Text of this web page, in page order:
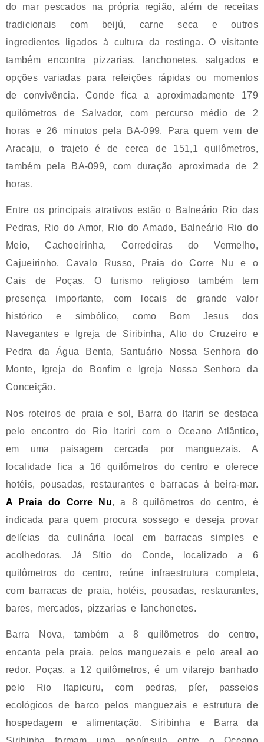
do mar pescados na própria região, além de receitas
tradicionais com beijú, carne seca e outros
ingredientes ligados à cultura da restinga. O visitante
também encontra pizzarias, lanchonetes, salgados e
opções variadas para refeições rápidas ou momentos
de convivência. Conde fica a aproximadamente 179
quilômetros de Salvador, com percurso médio de 2
horas e 26 minutos pela BA-099. Para quem vem de
Aracaju, o trajeto é de cerca de 151,1 quilômetros,
também pela BA-099, com duração aproximada de 2
horas.
Entre os principais atrativos estão o Balneário Rio das
Pedras, Rio do Amor, Rio do Amado, Balneário Rio do
Meio, Cachoeirinha, Corredeiras do Vermelho,
Cajueirinho, Cavalo Russo, Praia do Corre Nu e o
Cais de Poças. O turismo religioso também tem
presença importante, com locais de grande valor
histórico e simbólico, como Bom Jesus dos
Navegantes e Igreja de Siribinha, Alto do Cruzeiro e
Pedra da Água Benta, Santuário Nossa Senhora do
Monte, Igreja do Bonfim e Igreja Nossa Senhora da
Conceição.
Nos roteiros de praia e sol, Barra do Itariri se destaca
pelo encontro do Rio Itariri com o Oceano Atlântico,
em uma paisagem cercada por manguezais. A
localidade fica a 16 quilômetros do centro e oferece
hotéis, pousadas, restaurantes e barracas à beira-mar.
A Praia do Corre Nu, a 8 quilômetros do centro, é
indicada para quem procura sossego e deseja provar
delícias da culinária local em barracas simples e
acolhedoras. Já Sítio do Conde, localizado a 6
quilômetros do centro, reúne infraestrutura completa,
com barracas de praia, hotéis, pousadas, restaurantes,
bares, mercados, pizzarias e lanchonetes.
Barra Nova, também a 8 quilômetros do centro,
encanta pela praia, pelos manguezais e pelo areal ao
redor. Poças, a 12 quilômetros, é um vilarejo banhado
pelo Rio Itapicuru, com pedras, píer, passeios
ecológicos de barco pelos manguezais e estrutura de
hospedagem e alimentação. Siribinha e Barra da